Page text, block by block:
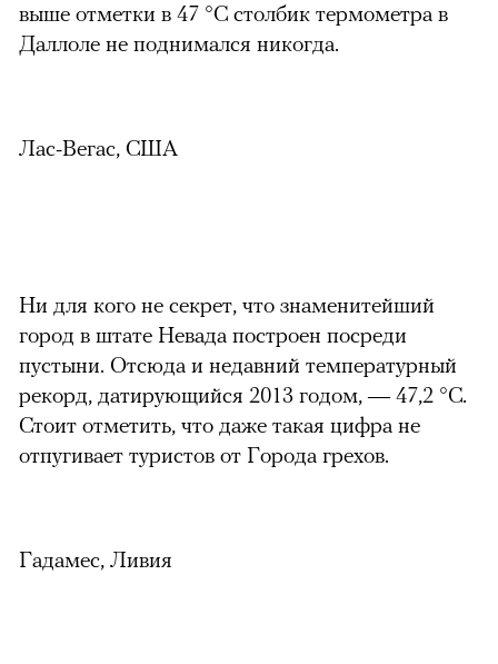
выше отметки в 47 °С столбик термометра в
Даллоле не поднимался никогда.
Лас-Вегас, США
Ни для кого не секрет, что знаменитейший
город в штате Невада построен посреди
пустыни. Отсюда и недавний температурный
рекорд, датирующийся 2013 годом, — 47,2 °С.
Стоит отметить, что даже такая цифра не
отпугивает туристов от Города грехов.
Гадамес, Ливия